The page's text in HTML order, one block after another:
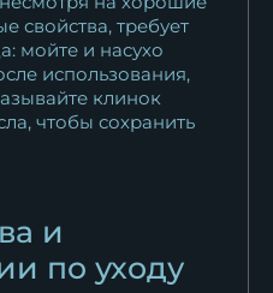
свойства, требует
мойте и насухо
использования,
клинок
чтобы сохранить
и
по уходу